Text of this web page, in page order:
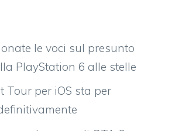
le voci sul presunto
PlayStation 6 alle stelle
Tour per iOS sta per